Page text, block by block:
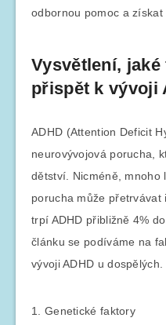
odbornou pomoc a získat
Vysvětlení,
přispět k vývoji
ADHD (Attention Deficit
neurovývojová porucha,
dětství. Nicméně, mnoho
porucha může přetrvávat
trpí ADHD přibližně 4%
článku se podíváme na
vývoji ADHD u dospělých.
1. Genetické faktory